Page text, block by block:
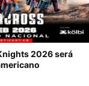
2026 será